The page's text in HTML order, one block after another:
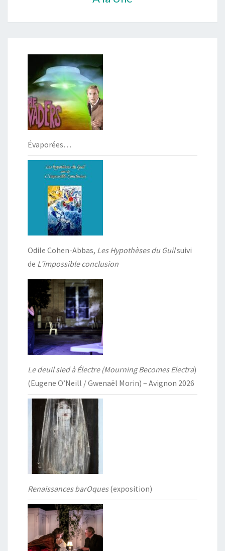
Évaporées…
Odile Cohen-Abbas, Les Hypothèses du Guilsuivi
de L’impossible conclusion
Le deuil sied à Électre (Mourning Becomes Electra)
(Eugene O’Neill / Gwenaël Morin) – Avignon 2026
Renaissances barOques(exposition)